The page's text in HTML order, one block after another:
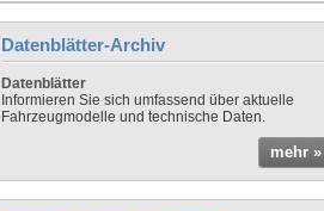
Datenblätter-Archiv
Datenblätter
Informieren Sie sich umfassend über aktuelle
Fahrzeugmodelle und technische Daten.
mehr »